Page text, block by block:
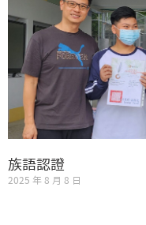
族語認證
2025 年 8 月 8 日